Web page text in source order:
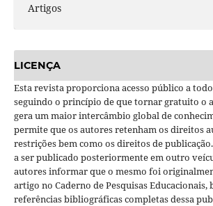
Artigos
LICENÇA
Esta revista proporciona acesso público a
seguindo o princípio de que tornar gratuito o
gera um maior intercâmbio global de
permite que os autores retenham os direitos
restrições bem como os direitos de
a ser publicado posteriormente em outro
autores informar que o mesmo foi
artigo no Caderno de Pesquisas Educacionais,
referências bibliográficas completas dessa